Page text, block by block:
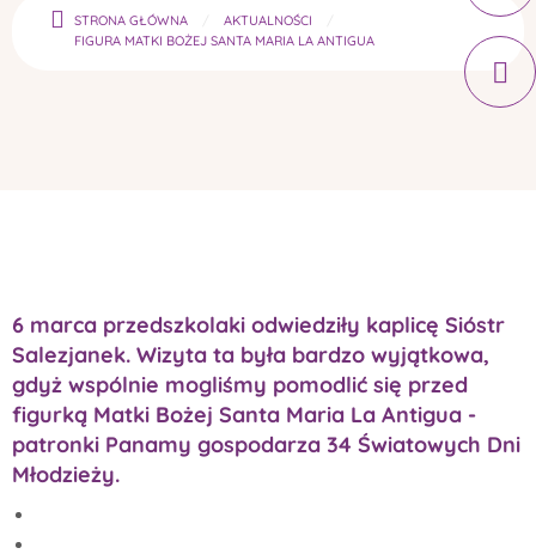
STRONA GŁÓWNA
AKTUALNOŚCI
FIGURA MATKI BOŻEJ SANTA MARIA LA ANTIGUA
6 marca przedszkolaki odwiedziły kaplicę Sióstr
Salezjanek. Wizyta ta była bardzo wyjątkowa,
gdyż wspólnie mogliśmy pomodlić się przed
figurką Matki Bożej Santa Maria La Antigua -
patronki Panamy gospodarza 34 Światowych Dni
Młodzieży.